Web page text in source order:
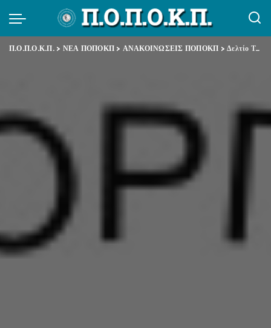
Π.Ο.Π.Ο.Κ.Π.> ΝΕΑ ΠΟΠΟΚΠ > ΑΝΑΚΟΙΝΩΣΕΙΣ ΠΟΠΟΚΠ >Δελτίο Τύπου – Με αφορμή τον περιορισμό των διαδηλώσεων με νομοσχέδιο της Κυβέρνησης